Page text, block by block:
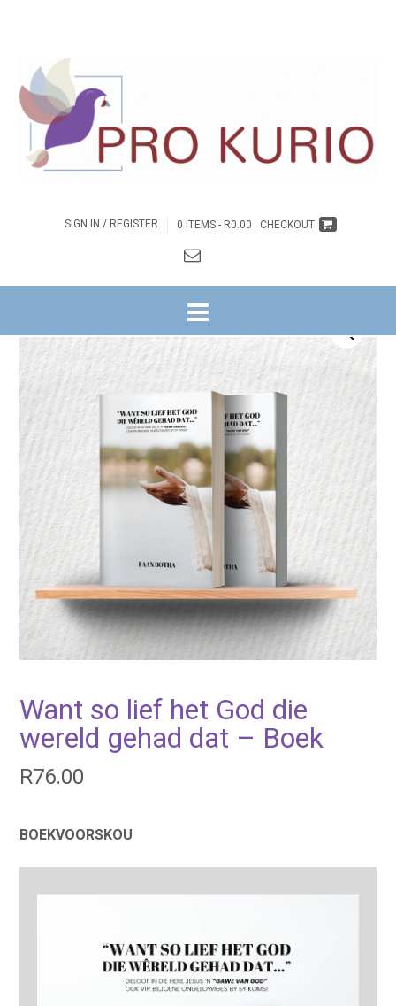
SIGN IN / REGISTER 0 ITEMS - R0.00 CHECKOUT
BOEK
Want so lief het God die
wereld gehad dat – Boek
R76.00
BOEKVOORSKOU